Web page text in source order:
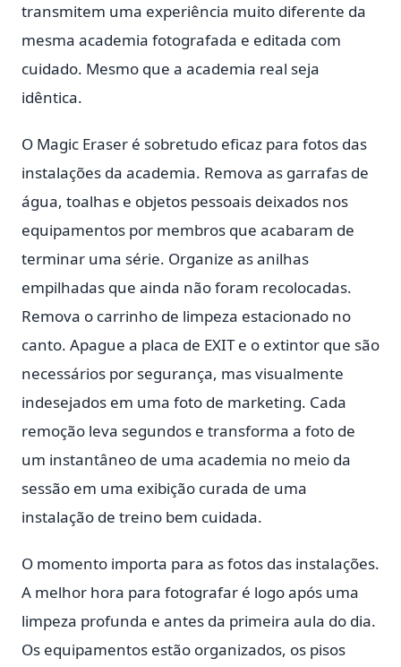
transmitem uma experiência muito diferente da
mesma academia fotografada e editada com
cuidado. Mesmo que a academia real seja
idêntica.
O Magic Eraser é sobretudo eficaz para fotos das
instalações da academia. Remova as garrafas de
água, toalhas e objetos pessoais deixados nos
equipamentos por membros que acabaram de
terminar uma série. Organize as anilhas
empilhadas que ainda não foram recolocadas.
Remova o carrinho de limpeza estacionado no
canto. Apague a placa de EXIT e o extintor que são
necessários por segurança, mas visualmente
indesejados em uma foto de marketing. Cada
remoção leva segundos e transforma a foto de
um instantâneo de uma academia no meio da
sessão em uma exibição curada de uma
instalação de treino bem cuidada.
O momento importa para as fotos das instalações.
A melhor hora para fotografar é logo após uma
limpeza profunda e antes da primeira aula do dia.
Os equipamentos estão organizados, os pisos